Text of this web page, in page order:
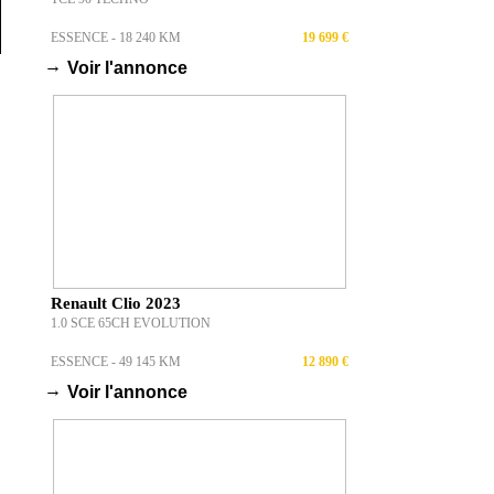
ESSENCE - 18 240 KM 19 699 €
→ Voir l'annonce
Renault Clio 2023
1.0 SCE 65CH EVOLUTION
ESSENCE - 49 145 KM 12 890 €
→ Voir l'annonce